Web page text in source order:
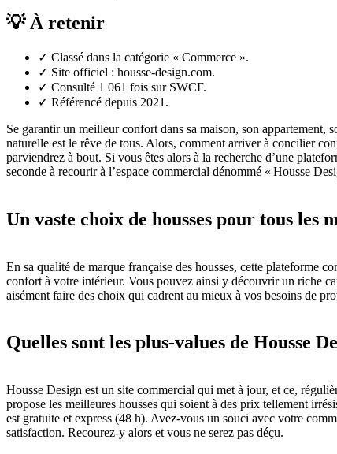
💡 À retenir
✓ Classé dans la catégorie « Commerce ».
✓ Site officiel : housse-design.com.
✓ Consulté 1 061 fois sur SWCF.
✓ Référencé depuis 2021.
Se garantir un meilleur confort dans sa maison, son appartement,
naturelle est le rêve de tous. Alors, comment arriver à concilier
parviendrez à bout. Si vous êtes alors à la recherche d’une
seconde à recourir à l’espace commercial dénommé « Housse
Un vaste choix de housses pour tous les
En sa qualité de marque française des housses, cette plateforme
confort à votre intérieur. Vous pouvez ainsi y découvrir un riche
aisément faire des choix qui cadrent au mieux à vos besoins de
Quelles sont les plus-values de Housse
Housse Design est un site commercial qui met à jour, et ce,
propose les meilleures housses qui soient à des prix tellement
est gratuite et express (48 h). Avez-vous un souci avec votre
satisfaction. Recourez-y alors et vous ne serez pas déçu.